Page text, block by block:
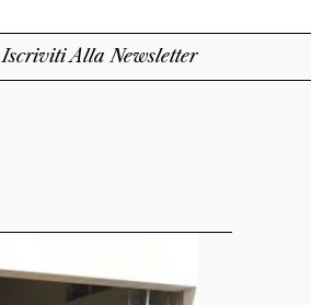
Iscriviti Alla Newsletter